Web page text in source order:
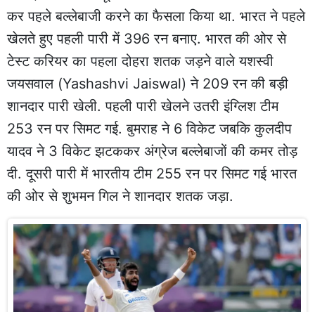
कर पहले बल्लेबाजी करने का फैसला किया था. भारत ने पहले
खेलते हुए पहली पारी में 396 रन बनाए. भारत की ओर से
टेस्ट करियर का पहला दोहरा शतक जड़ने वाले यशस्वी
जयसवाल (Yashashvi Jaiswal) ने 209 रन की बड़ी
शानदार पारी खेली. पहली पारी खेलने उतरी इंग्लिश टीम
253 रन पर सिमट गई. बुमराह ने 6 विकेट जबकि कुलदीप
यादव ने 3 विकेट झटककर अंग्रेज बल्लेबाजों की कमर तोड़
दी. दूसरी पारी में भारतीय टीम 255 रन पर सिमट गई भारत
की ओर से शुभमन गिल ने शानदार शतक जड़ा.